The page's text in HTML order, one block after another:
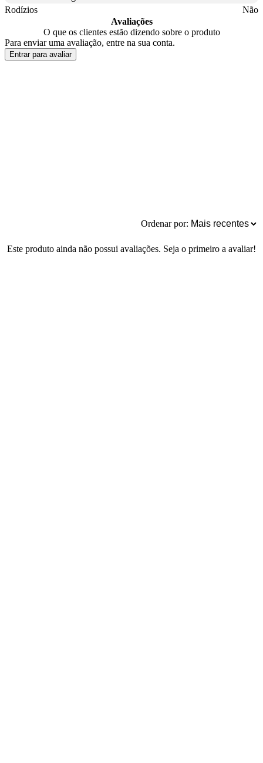
Rodízios
Não
Avaliações
O que os clientes estão dizendo sobre o produto
Para enviar uma avaliação, entre na sua conta.
Entrar para avaliar
Ordenar por:
Este produto ainda não possui avaliações. Seja o primeiro a avaliar!